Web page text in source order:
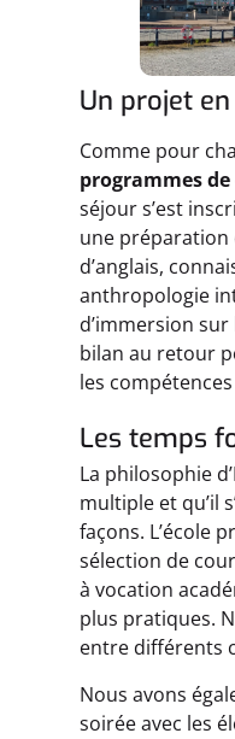
Un projet
Comme pour
programmes de
séjour s’est
une préparation
d’anglais,
anthropologie
d’immersion sur
bilan au retour
les
Les temps
La philosophie
multiple et qu’il
façons. L’école
sélection de
à vocation
plus pratiques.
entre différents
Nous avons
soirée avec les